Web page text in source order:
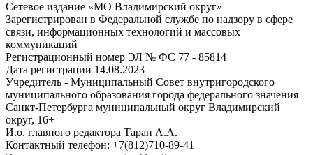
Сетевое издание «МО Владимирский округ»
Зарегистрирован в Федеральной службе по надзору в сфере
связи, информационных технологий и массовых
коммуникаций
Регистрационный номер ЭЛ № ФС 77 - 85814
Дата регистрации 14.08.2023
Учредитель - Муниципальный Совет внутригородского
муниципального образования города федерального значения
Санкт-Петербурга муниципальный округ Владимирский
округ, 16+
И.о. главного редактора Таран А.А.
Контактный телефон: +7(812)710-89-41